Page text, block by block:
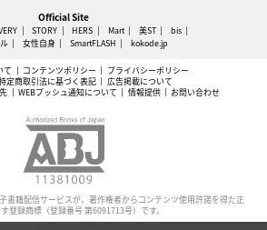
Official Site
STORY HERS Mart 美ST
bis
女性自身 SmartFLASH kokode.jp
て コンテンツポリシー
プライバシーポリシー
定商取引法に基づく表記
広告掲載について
WEBプッシュ通知について 情報提供 お問い合わせ
書籍配信サービスが、著作権者からコンテンツ使用許諾を得た正
登録商標（登録番号 第6091713号）です。